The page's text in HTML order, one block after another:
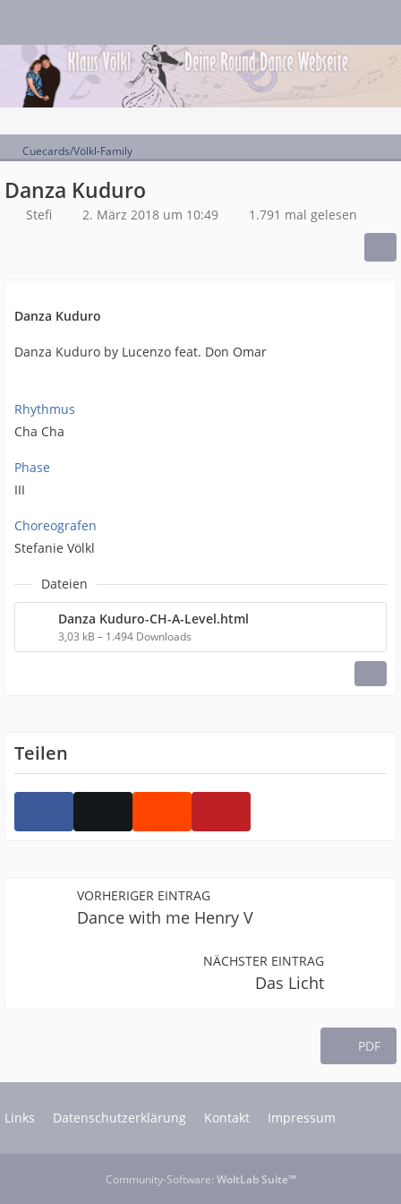
Cuecards/Völkl-Family
Danza Kuduro
Stefi 2. März 2018 um 10:49 1.791 mal gelesen
Danza Kuduro
Danza Kuduro by Lucenzo feat. Don Omar
Rhythmus
Cha Cha
Phase
III
Choreografen
Stefanie Völkl
Dateien
Danza Kuduro-CH-A-Level.html
3,03 kB – 1.494 Downloads
Teilen
VORHERIGER EINTRAG
Dance with me Henry V
NÄCHSTER EINTRAG
Das Licht
PDF
Links Datenschutzerklärung Kontakt Impressum
Community-Software: WoltLab Suite™